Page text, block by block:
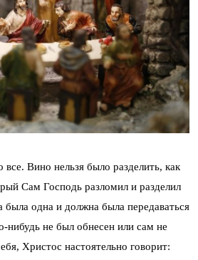
Вино нельзя было разделить, как
Сам Господь разломил и разделил
одна и должна была передаваться
нибудь не был обнесен или сам не
Христос настоятельно говорит: